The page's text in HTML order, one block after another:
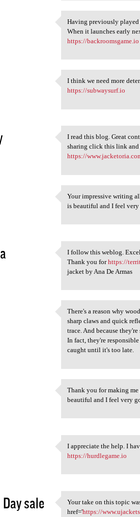
Having previously
Having previously played
When it launches early
https://backroomsgame.io
I think we need more
I think we need more
https://subwaysurf.io
I read this blog.
I read this blog. Great
sharing click this link and
https://
Your impressive
Your impressive writing
is beautiful and I feel
I follow this weblog.
I follow this weblog.
Thank you forhttps://
jacket by Ana De Armas
There's a reason
There's a reason why
sharp claws and quick
trace. And because
In fact, they're
caught until it's too late.
Thank you for
Thank you for making
beautiful and I feel very
I appreciate the help. I
I appreciate the help. I
https://hurdlegame.io
sale Your take on this
Your take on this topic
href='https://